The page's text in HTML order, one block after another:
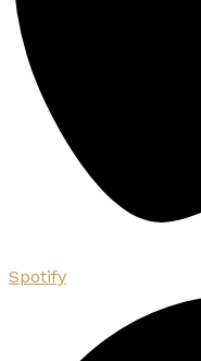
Spotify